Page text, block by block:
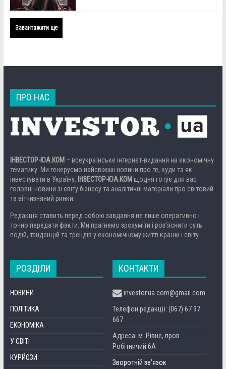
Завантажити ще
ПРО НАС
ІНВЕСТОР-ЮА.КОМ – всеукраїнське інтернет-видання на економічну
тематику. Ми генеруємо найсвіжіші новини про те, куди та як
інвестувати в Україну.
ІНВЕСТОР-ЮА.КОМ щодня готує для вас
головні новини зі світу бізнесу та аналітичні матеріали про світовий
та вітчизняний ринки.
Редакція ставить перед собою завдання не лише оперативно і
точно передати факти. Ми прагнемо зрозуміти і роз’яснити суть
подій, тенденцій та трендів у економічному житті країни і світу.
РОЗДІЛИ
НОВИНИ
ПОЛІТИКА
ЕКОНОМІКА
У СВІТІ
КУРЙОЗИ
КОНТАКТИ
investor.ua.com@gmail.com
Телефон редакції: (067) 67 97
667
Адреса: м. Рівне, пров.
Робітничий 6А
Зворотній зв’язок